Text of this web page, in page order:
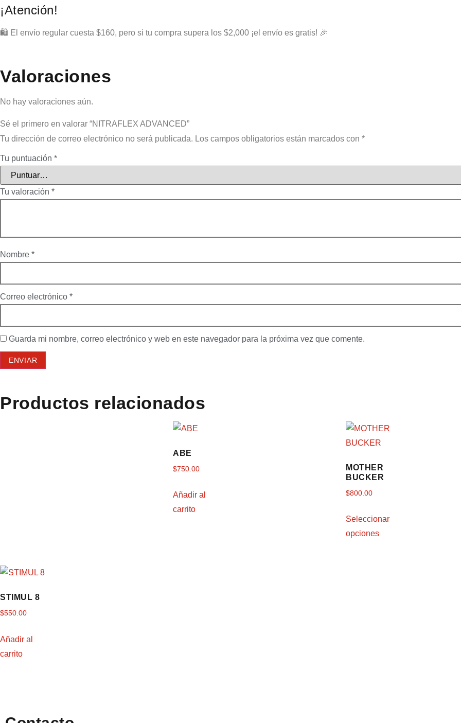
¡Atención!
🛍️ El envío regular cuesta $160, pero si tu compra supera los $2,000 ¡el envío es gratis! 🎉
Valoraciones
No hay valoraciones aún.
Sé el primero en valorar “NITRAFLEX ADVANCED”
Tu dirección de correo electrónico no será publicada. Los campos obligatorios están marcados con *
Tu puntuación *
Tu valoración *
Nombre *
Correo electrónico *
Guarda mi nombre, correo electrónico y web en este navegador para la próxima vez que comente.
Productos relacionados
ABE
$750.00
Añadir al
carrito
MOTHER
BUCKER
$800.00
Seleccionar
opciones
STIMUL 8
$550.00
Añadir al
carrito